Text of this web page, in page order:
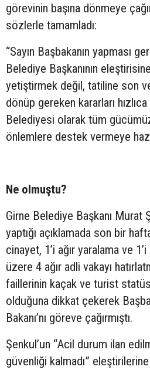
görevinin başına dönmeye
sözlerle tamamladı:
“Sayın Başbakanın yapması
Belediye Başkanının
yetiştirmek değil, tatiline son
dönüp gereken kararları hızlıca
Belediyesi olarak tüm
önlemlere destek vermeye
Ne olmuştu?
Girne Belediye Başkanı Murat
yaptığı açıklamada son bir
cinayet, 1’i ağır yaralama ve
üzere 4 ağır adli vakayı
faillerinin kaçak ve turist
olduğuna dikkat çekerek
Bakanı’nı göreve çağırmıştı.
Şenkul’un “Acil durum ilan
güvenliği kalmadı”